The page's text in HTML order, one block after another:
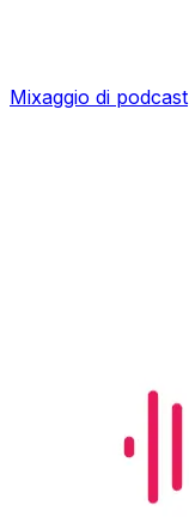
Mixaggio di podcast